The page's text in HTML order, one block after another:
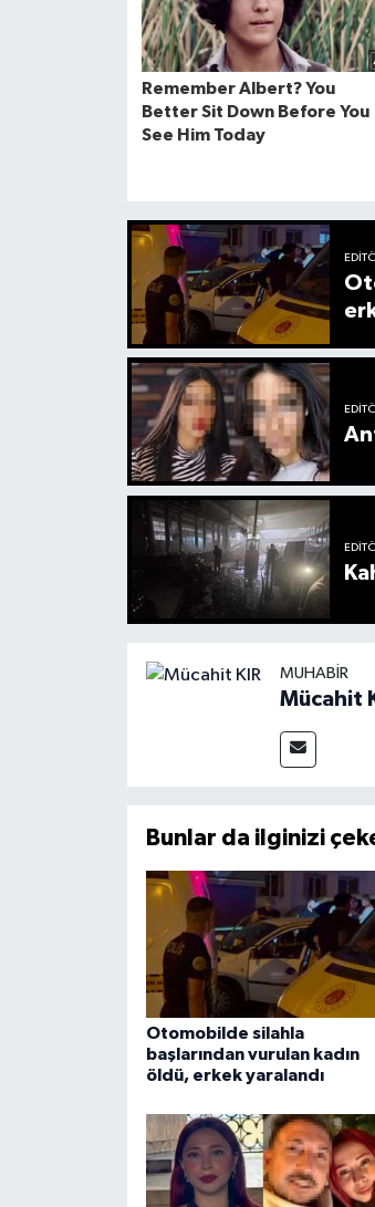
MUHABIR
Mücahit
Bunlar da ilginizi
Otomobilde silahla
başlarından vurulan kadın
öldü, erkek yaralandı